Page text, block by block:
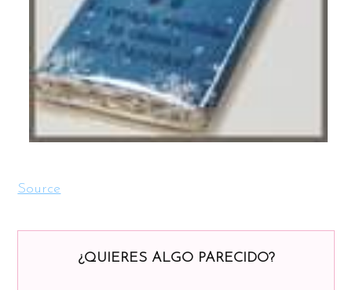
Source
¿QUIERES ALGO PARECIDO?